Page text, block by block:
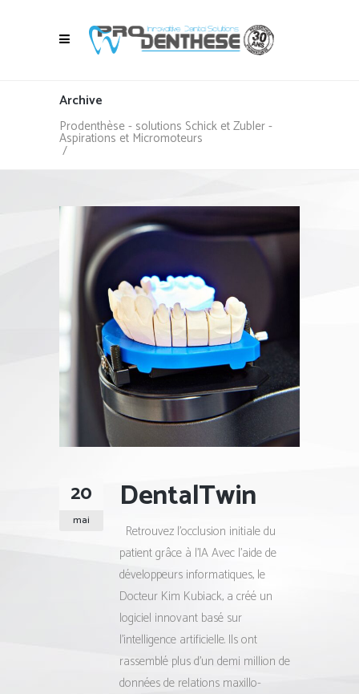
Archive
Prodenthèse - solutions Schick et Zubler -
Aspirations et Micromoteurs
/
20
mai
DentalTwin
Retrouvez l’occlusion initiale du
patient grâce à l’IA Avec l’aide de
développeurs informatiques, le
Docteur Kim Kubiack, a créé un
logiciel innovant basé sur
l’intelligence artificielle. Ils ont
rassemblé plus d’un demi million de
données de relations maxillo-